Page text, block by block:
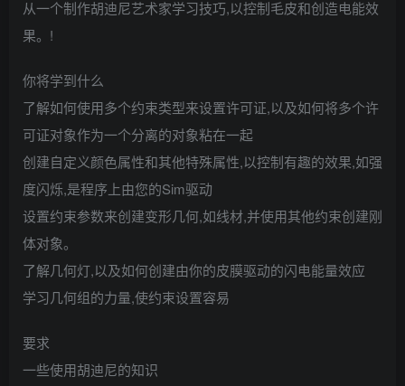
从一个制作胡迪尼艺术家学习技巧,以控制毛皮和创造电能效
果。!
你将学到什么
了解如何使用多个约束类型来设置许可证,以及如何将多个许
可证对象作为一个分离的对象粘在一起
创建自定义颜色属性和其他特殊属性,以控制有趣的效果,如强
度闪烁,是程序上由您的Sim驱动
设置约束参数来创建变形几何,如线材,并使用其他约束创建刚
体对象。
了解几何灯,以及如何创建由你的皮膜驱动的闪电能量效应
学习几何组的力量,使约束设置容易
要求
一些使用胡迪尼的知识